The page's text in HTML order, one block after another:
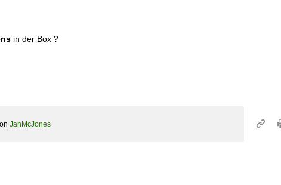
in der Box ?
JanMcJones